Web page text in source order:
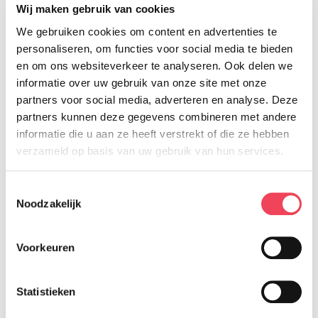
Wij maken gebruik van cookies
We gebruiken cookies om content en advertenties te
personaliseren, om functies voor social media te bieden
en om ons websiteverkeer te analyseren. Ook delen we
informatie over uw gebruik van onze site met onze
partners voor social media, adverteren en analyse. Deze
partners kunnen deze gegevens combineren met andere
informatie die u aan ze heeft verstrekt of die ze hebben
verzameld op basis van uw gebruik van hun services.
Noodzakelijk
Voorkeuren
Statistieken
we de informatie aanpassen en
aanvullen.”
Laat ons weten wat je van de nieuwe
website vindt. Mis je bepaalde